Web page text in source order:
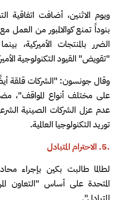
ويوم الاثنين، أضافت اتفاقية
بنوداً تمنع كوالالمبور من
الضرر بالمنتجات الأميركية،
"تقويض" القيود التكنولوجية
وقال جونسون: "الشركات قلقة
على مختلف أنواع المواقف"،
عدم عزل الشركات الصينية
توريد التكنولوجيا العالمية.
.5. الاحترام المتبادل
لطالما طالبت بكين بإجراء
المتحدة على أساس "التعاون